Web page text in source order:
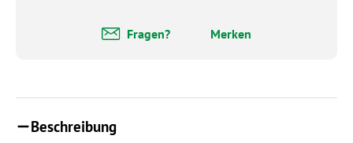
Fragen? Merken
Beschreibung